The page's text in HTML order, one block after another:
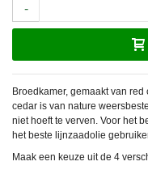
-
Broedkamer, gemaakt van
cedar is van nature
niet hoeft te verven. Voor het
het beste lijnzaadolie
Maak een keuze uit de 4